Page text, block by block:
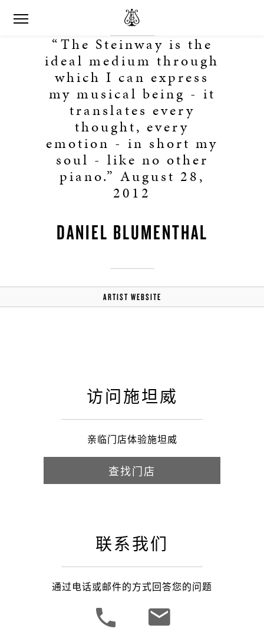
“The Steinway is the
ideal medium through
which I can express
my musical being - it
translates every
thought, every
emotion - in short my
soul - like no other
piano.” August 28,
2012
DANIEL BLUMENTHAL
ARTIST WEBSITE
访问施坦威
亲临门店体验施坦威
查找门店
联系我们
通过电话或邮件的方式回答您的问题